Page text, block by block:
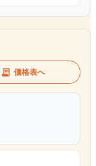
receipt_long 価格表へ